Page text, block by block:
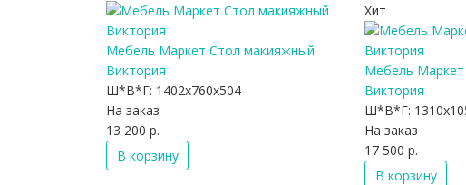
Мебель Маркет Стол макияжный
Виктория
Ш*В*Г: 1402x760x504
На заказ
13 200 р.
В корзину
Хит
Мебель Маркет
Виктория
Ш*В*Г:
На заказ
17 500 р.
В корзину